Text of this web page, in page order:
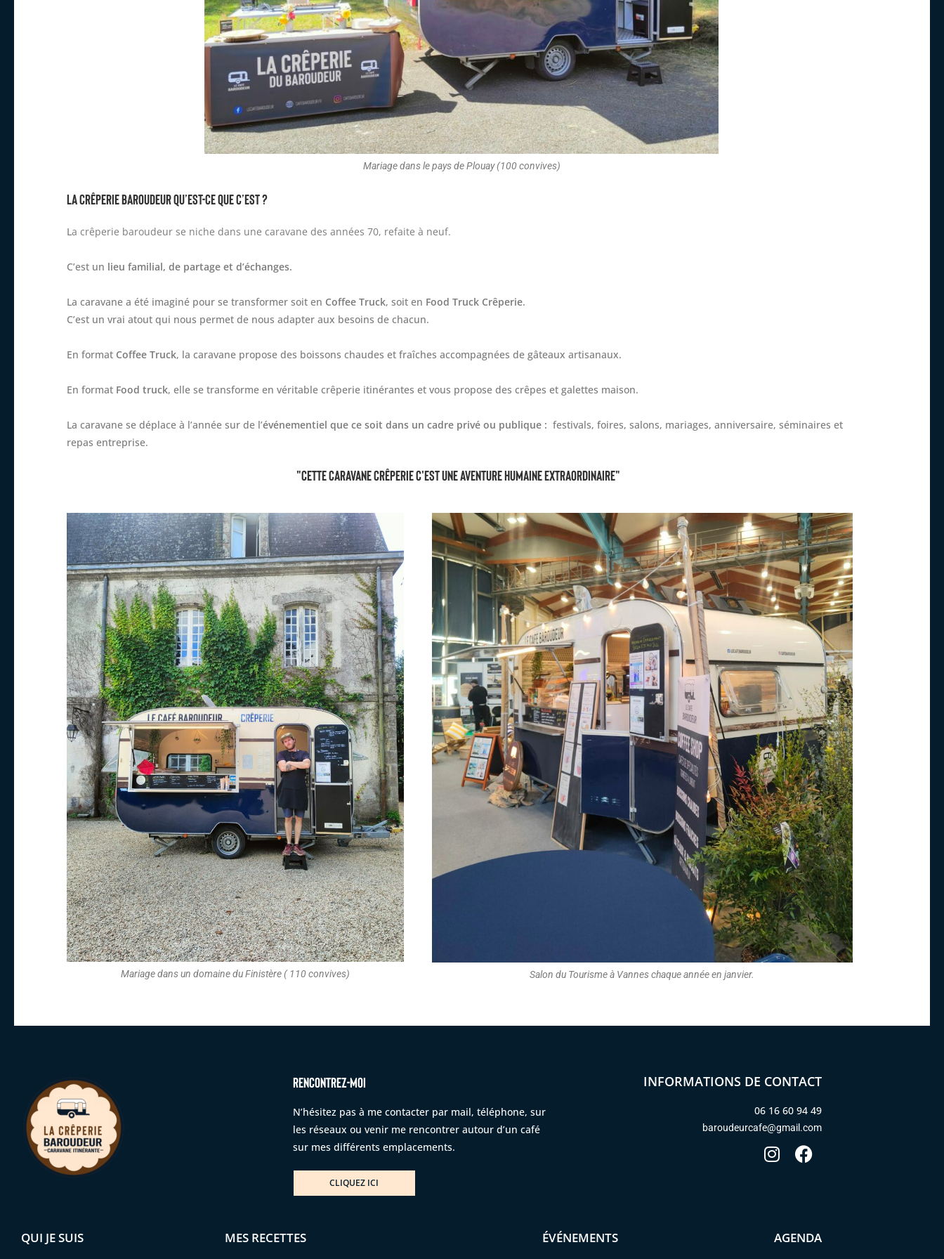
Mariage dans le pays de Plouay (100 convives)
La crêperie baroudeur qu’est-ce que c’est ?
La crêperie baroudeur se niche dans une caravane des années 70, refaite à neuf.
C’est un lieu familial, de partage et d’échanges.
La caravane a été imaginé pour se transformer soit en Coffee Truck, soit en Food Truck Crêperie.
C’est un vrai atout qui nous permet de nous adapter aux besoins de chacun.
En format Coffee Truck, la caravane propose des boissons chaudes et fraîches accompagnées de gâteaux artisanaux.
En format Food truck, elle se transforme en véritable crêperie itinérantes et vous propose des crêpes et galettes maison.
La caravane se déplace à l’année sur de l’événementiel que ce soit dans un cadre privé ou publique :festivals, foires, salons, mariages, anniversaire, séminaires et
repas entreprise.
"Cette caravane crêperie c'est une aventure humaine extraordinaire"
Mariage dans un domaine du Finistère ( 110 convives) Salon du Tourisme à Vannes chaque année en janvier.
RENCONTREZ-MOI
N’hésitez pas à me contacter par mail, téléphone, sur
les réseaux ou venir me rencontrer autour d’un café
sur mes différents emplacements.
CLIQUEZ ICI
INFORMATIONS DE CONTACT
06 16 60 94 49
baroudeurcafe@gmail.com
QUI JE SUIS MES RECETTES
ÉVÉNEMENTS
AGENDA